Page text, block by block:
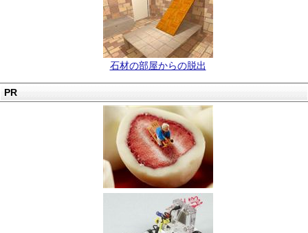
石材の部屋からの脱出
PR